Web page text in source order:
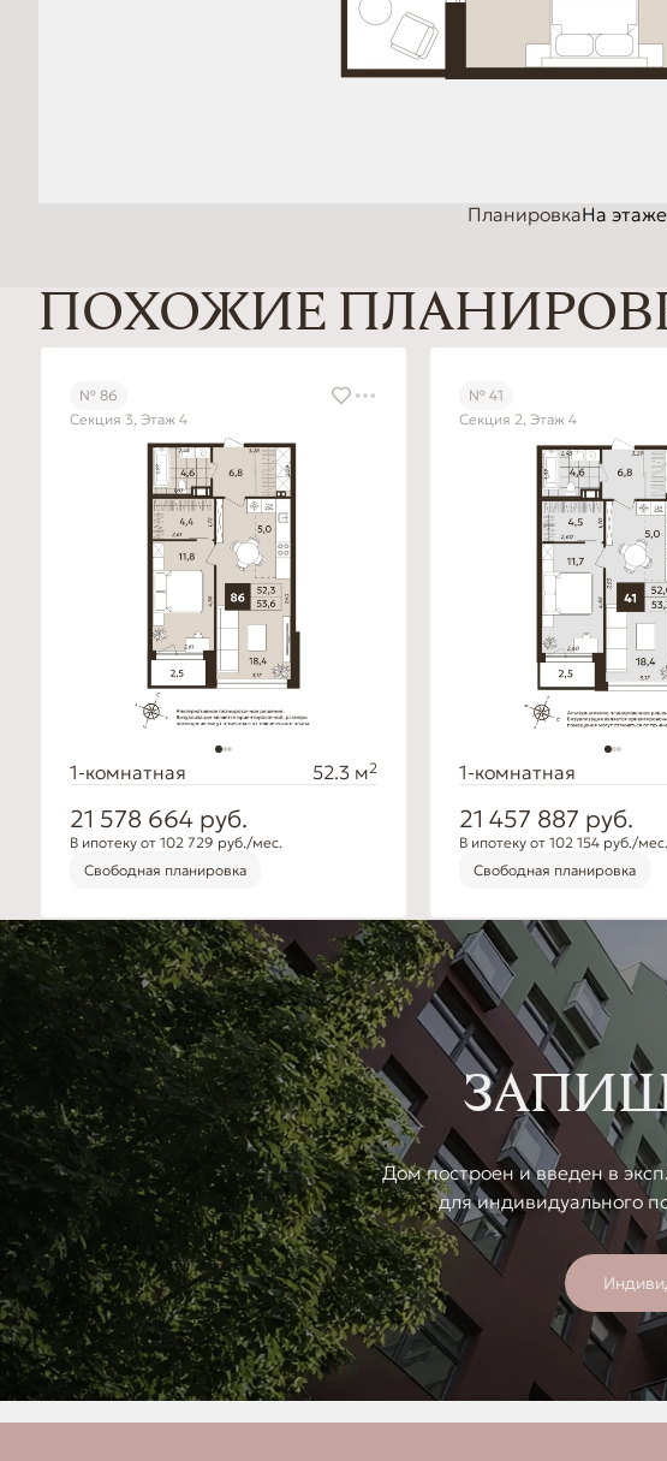
ПланировкаНа этаже
ПОХОЖИЕ
№ 86
Секция 3, Этаж 4
1-комнатная 52.3 м2
21 578 664 руб.
В ипотеку от 102 729 руб./мес.
Свободная планировка
№ 41
Секция 2, Этаж 4
1-комнатная
21 457 887 руб.
В ипотеку от 102 154 руб./мес.
Свободная планировка
Дом построен и введен в
для индивидуального